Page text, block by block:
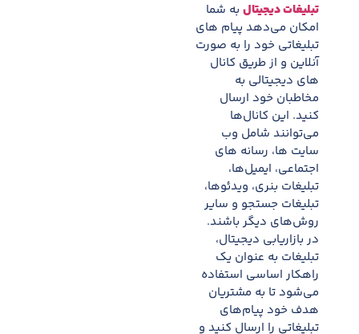
تبلیغات دیجیتال به شما
امکان می‌دهد پیام های
تبلیغاتی خود را به صورت
آنلاین و از طریق کانال
های دیجیتالی به
مخاطبان خود ارسال
کنید. این کانال‌ها
می‌توانند شامل وب
سایت ها، رسانه های
اجتماعی، ایمیل‌ها،
تبلیغات بنری، ویدئوها،
تبلیغات جستجو و سایر
روش‌های دیگر باشند.
در بازاریابی دیجیتال،
تبلیغات به عنوان یک
راهکار اساسی استفاده
می‌شود تا به مشتریان
هدف خود پیام‌های
تبلیغاتی را ارسال کنید و